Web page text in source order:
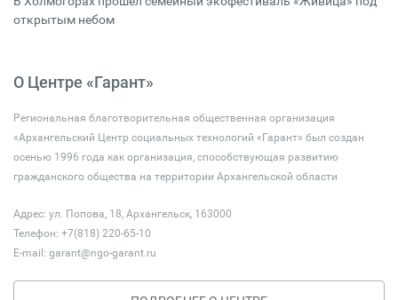
открытым небом
О Центре «Гарант»
Региональная благотворительная общественная организация
«Архангельский Центр социальных технологий «Гарант» был создан
осенью 1996 года как организация, способствующая развитию
гражданского общества на территории Архангельской области
Адрес: ул. Попова, 18, Архангельск, 163000
Телефон: +7(818) 220-65-10
E-mail: garant@ngo-garant.ru